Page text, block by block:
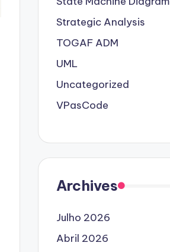
Strategic Analysis
TOGAF ADM
UML
Uncategorized
VPasCode
Archives
Julho 2026
Abril 2026